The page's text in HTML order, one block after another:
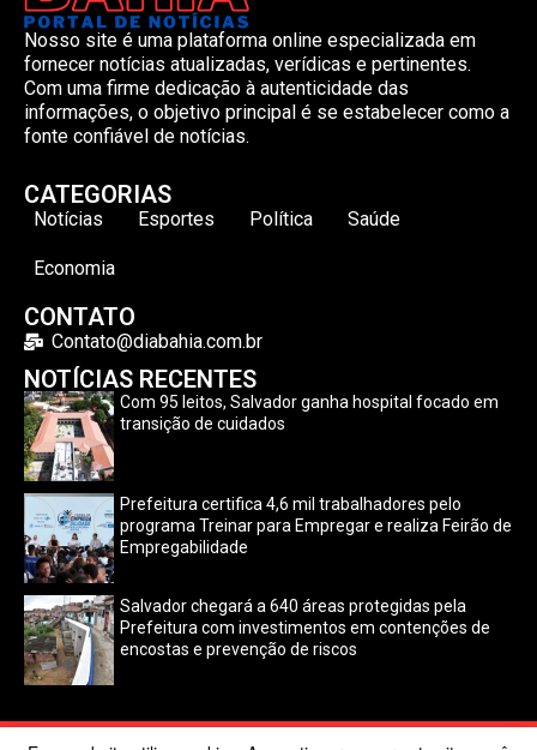
Nosso site é uma plataforma online especializada em
fornecer notícias atualizadas, verídicas e pertinentes.
Com uma firme dedicação à autenticidade das
informações, o objetivo principal é se estabelecer como a
fonte confiável de notícias.
CATEGORIAS
Notícias Esportes Política Saúde
Economia
CONTATO
Contato@diabahia.com.br
NOTÍCIAS RECENTES
Com 95 leitos, Salvador ganha hospital focado em
transição de cuidados
Prefeitura certifica 4,6 mil trabalhadores pelo
programa Treinar para Empregar e realiza Feirão de
Empregabilidade
Salvador chegará a 640 áreas protegidas pela
Prefeitura com investimentos em contenções de
encostas e prevenção de riscos